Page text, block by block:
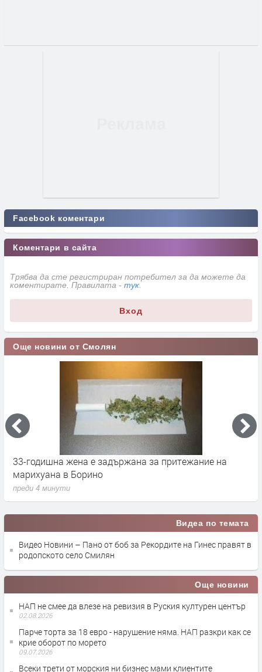
Facebook коментари
Коментари в сайта
Трябва да сте регистриран потребител за да можете да
коментирате. Правилата - тук
Вход
Още новини от Смолян
33-годишна жена е задържана за притежание на
марихуана в Борино
преди 4 минути
Видеа по темата
Видео Новини – Пано от боб за Рекордите на Гинес правят в
родопското село Смилян
Още новини
НАП не смее да влезе на ревизия в Руския културен център
02.08.2026
Парче торта за 18 евро - нарушение няма. НАП разкри как се
крие оборот по морето
09.07.2026
Всеки трети от морския ни бизнес мами клиентите